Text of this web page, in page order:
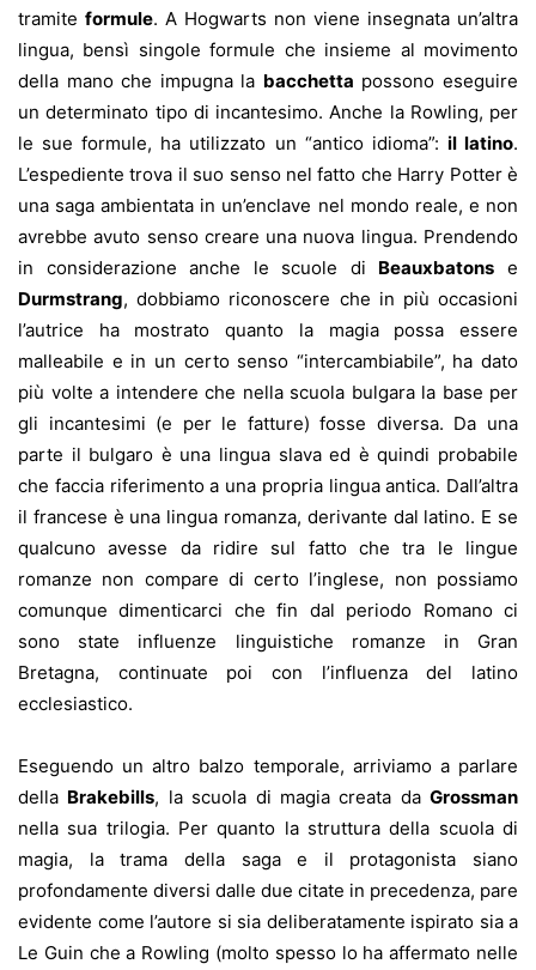
tramite formule. A Hogwarts non viene insegnata un’altra
lingua, bensì singole formule che insieme al movimento
della mano che impugna la bacchetta possono eseguire
un determinato tipo di incantesimo. Anche la Rowling, per
le sue formule, ha utilizzato un “antico idioma”: il latino.
L’espediente trova il suo senso nel fatto che Harry Potter è
una saga ambientata in un’enclave nel mondo reale, e non
avrebbe avuto senso creare una nuova lingua. Prendendo
in considerazione anche le scuole di Beauxbatons e
Durmstrang, dobbiamo riconoscere che in più occasioni
l’autrice ha mostrato quanto la magia possa essere
malleabile e in un certo senso “intercambiabile”, ha dato
più volte a intendere che nella scuola bulgara la base per
gli incantesimi (e per le fatture) fosse diversa. Da una
parte il bulgaro è una lingua slava ed è quindi probabile
che faccia riferimento a una propria lingua antica. Dall’altra
il francese è una lingua romanza, derivante dal latino. E se
qualcuno avesse da ridire sul fatto che tra le lingue
romanze non compare di certo l’inglese, non possiamo
comunque dimenticarci che fin dal periodo Romano ci
sono state influenze linguistiche romanze in Gran
Bretagna, continuate poi con l’influenza del latino
ecclesiastico.
Eseguendo un altro balzo temporale, arriviamo a parlare
della Brakebills, la scuola di magia creata da Grossman
nella sua trilogia. Per quanto la struttura della scuola di
magia, la trama della saga e il protagonista siano
profondamente diversi dalle due citate in precedenza, pare
evidente come l’autore si sia deliberatamente ispirato sia a
Le Guin che a Rowling (molto spesso lo ha affermato nelle